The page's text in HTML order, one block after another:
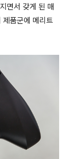
면서 갖게 된 매
제품군에 메리트